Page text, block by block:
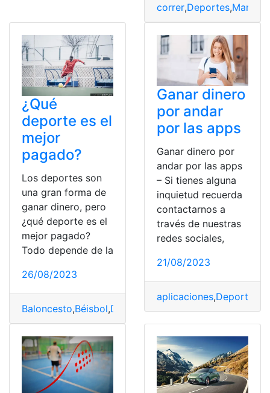
correr,Deportes,Maratón
¿Qué
deporte es el
mejor
pagado?
Los deportes son
una gran forma de
ganar dinero, pero
¿qué deporte es el
mejor pagado?
Todo depende de la
26/08/2023
Baloncesto,Béisbol,Deportes,Deportes,Fútbol,fútbol
Ganar dinero
por andar
por las apps
Ganar dinero por
andar por las apps
– Si tienes alguna
inquietud recuerda
contactarnos a
través de nuestras
redes sociales,
21/08/2023
aplicaciones,Deportes